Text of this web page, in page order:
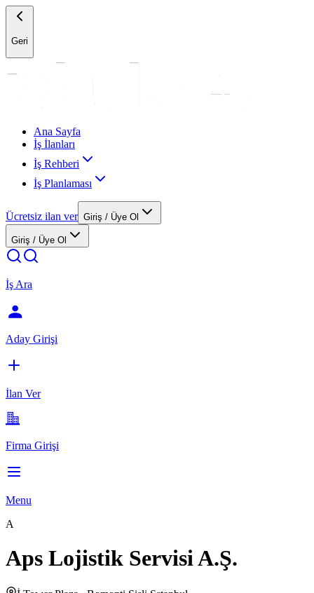
Geri
Ana Sayfa
İş İlanları
İş Rehberi
İş Planlaması
Ücretsiz ilan ver Giriş / Üye Ol
Giriş / Üye Ol
İş Ara
Aday Girişi
İlan Ver
Firma Girişi
Menu
A
Aps Lojistik Servisi A.Ş.